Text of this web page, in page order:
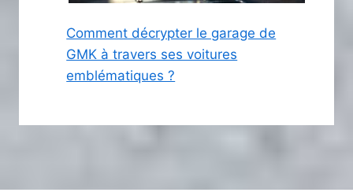
Comment décrypter le garage de
GMK à travers ses voitures
emblématiques ?